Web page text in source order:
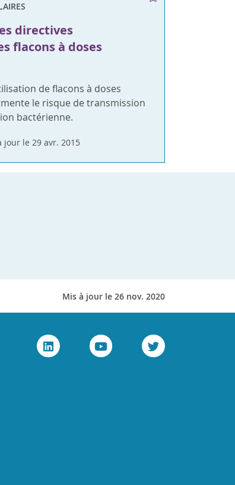
directives
flacons à doses
de flacons à doses
le risque de transmission
bactérienne.
jour le 29 avr. 2015
Mis à jour le 26 nov. 2020